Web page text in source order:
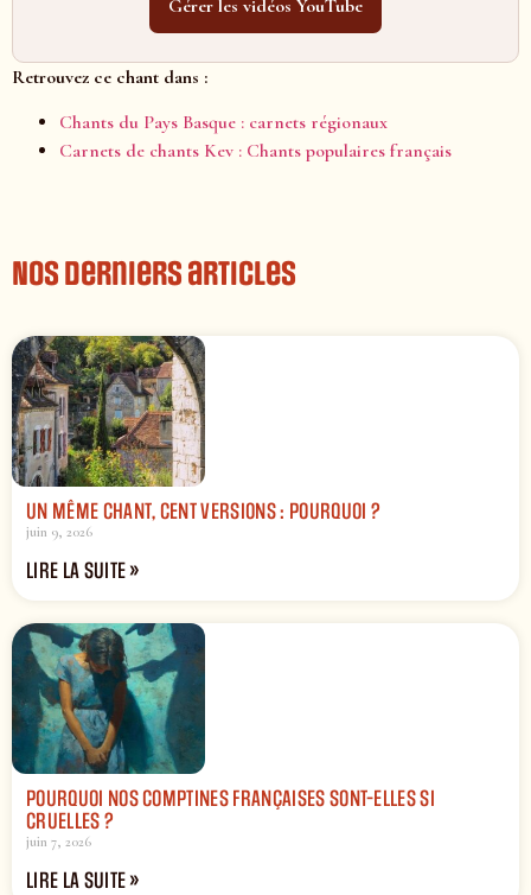
Gérer les vidéos YouTube
Retrouvez ce chant dans :
Chants du Pays Basque : carnets régionaux
Carnets de chants Kev : Chants populaires français
Nos derniers articles
UN MÊME CHANT, CENT VERSIONS : POURQUOI ?
juin 9, 2026
LIRE LA SUITE »
POURQUOI NOS COMPTINES FRANÇAISES SONT-ELLES SI
CRUELLES ?
juin 7, 2026
LIRE LA SUITE »